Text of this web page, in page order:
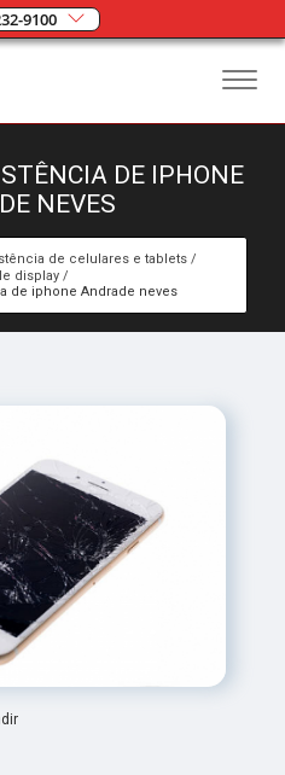
9100
DE IPHONE
NEVES
de celulares e tablets
display
de iphone Andrade neves